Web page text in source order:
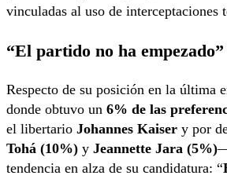
vinculadas al uso de interceptaciones
“El partido no ha empezado”
Respecto de su posición en la última
donde obtuvo un 6% de las
el libertario Johannes Kaiser y por
Tohá (10%) y Jeannette Jara (5%)
tendencia en alza de su candidatura: “